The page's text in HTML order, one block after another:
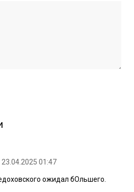
| 23.04.2025 01:47
ожидал бОльшего.